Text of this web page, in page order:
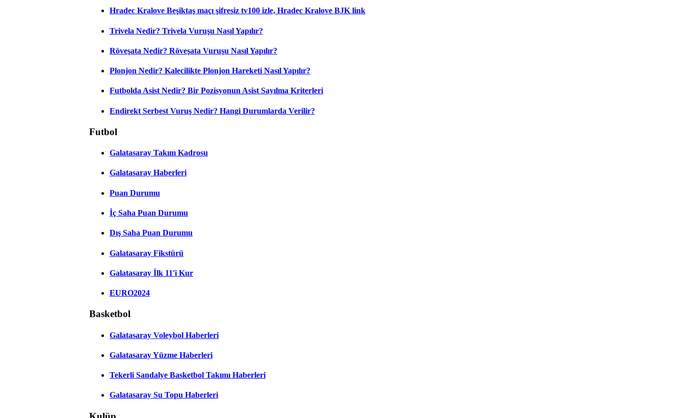
Hradec Kralove Beşiktaş maçı şifresiz tv100 izle, Hradec Kralove BJK link
Trivela Nedir? Trivela Vuruşu Nasıl Yapılır?
Röveşata Nedir? Röveşata Vuruşu Nasıl Yapılır?
Plonjon Nedir? Kalecilikte Plonjon Hareketi Nasıl Yapılır?
Futbolda Asist Nedir? Bir Pozisyonun Asist Sayılma Kriterleri
Endirekt Serbest Vuruş Nedir? Hangi Durumlarda Verilir?
Futbol
Galatasaray Takım Kadrosu
Galatasaray Haberleri
Puan Durumu
İç Saha Puan Durumu
Dış Saha Puan Durumu
Galatasaray Fikstürü
Galatasaray İlk 11'i Kur
EURO2024
Basketbol
Galatasaray Voleybol Haberleri
Galatasaray Yüzme Haberleri
Tekerli Sandalye Basketbol Takımı Haberleri
Galatasaray Su Topu Haberleri